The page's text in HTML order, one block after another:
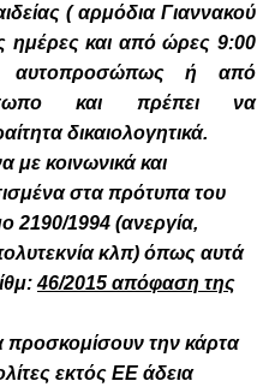
( αρμόδια Γιαννακού
ημέρες και από ώρες 9:00
ή από
και πρέπει να
δικαιολογητικά.
με κοινωνικά και
στα πρότυπα του
1994 (ανεργία,
κλπ) όπως αυτά
46/2015 απόφαση της
προσκομίσουν την κάρτα
εκτός ΕΕ άδεια